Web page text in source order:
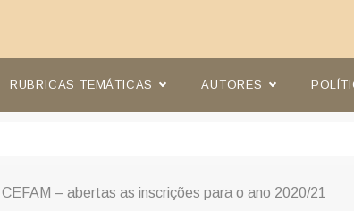
RUBRICAS TEMÁTICAS AUTORES
– abertas as inscrições para o ano 2020/21